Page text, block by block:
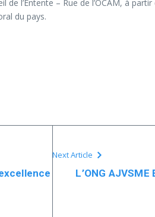
l’Entente – Rue de l’OCAM, à
du pays.
Next Article
L’ONG